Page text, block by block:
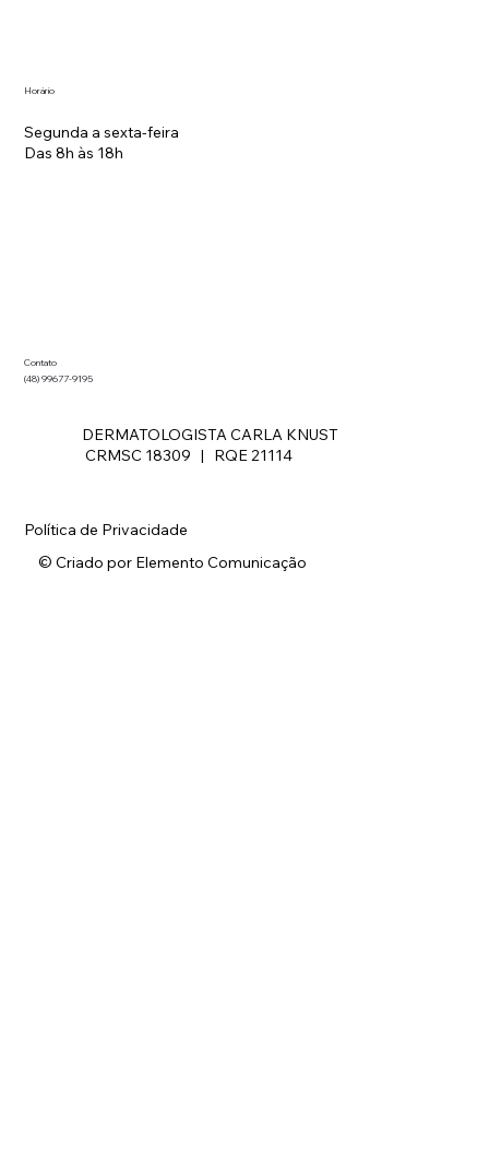
Política de Privacidade
© Criado por Elemento Comunicação
Horário
Segunda a sexta-feira
Das 8h às 18h
Contato
(48) 99677-9195
DERMATOLOGISTA CARLA KNUST
CRMSC 18309 | RQE 21114